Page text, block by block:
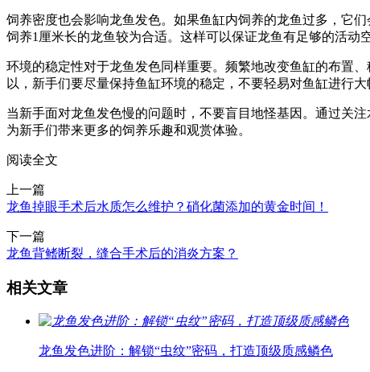
饲养密度也会影响龙鱼发色。如果鱼缸内饲养的龙鱼过多，它
饲养1厘米长的龙鱼较为合适。这样可以保证龙鱼有足够的活动
环境的稳定性对于龙鱼发色同样重要。频繁地改变鱼缸的布置
以，新手们要尽量保持鱼缸环境的稳定，不要轻易对鱼缸进行大
当新手面对龙鱼发色慢的问题时，不要盲目地怪基因。通过关
为新手们带来更多的饲养乐趣和观赏体验。
阅读全文
上一篇
龙鱼掉眼手术后水质怎么维护？硝化菌添加的黄金时间！
下一篇
龙鱼背鳍断裂，缝合手术后的消炎方案？
相关文章
龙鱼发色进阶：解锁“虫纹”密码，打造顶级质感鳞色